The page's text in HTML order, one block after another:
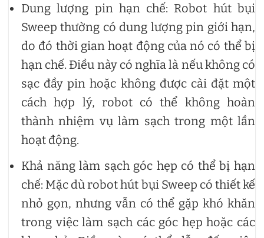
Dung lượng pin hạn chế: Robot hút bụi
Sweep thường có dung lượng pin giới hạn,
do đó thời gian hoạt động của nó có thể bị
hạn chế. Điều này có nghĩa là nếu không có
sạc đầy pin hoặc không được cài đặt một
cách hợp lý, robot có thể không hoàn
thành nhiệm vụ làm sạch trong một lần
hoạt động.
Khả năng làm sạch góc hẹp có thể bị hạn
chế: Mặc dù robot hút bụi Sweep có thiết kế
nhỏ gọn, nhưng vẫn có thể gặp khó khăn
trong việc làm sạch các góc hẹp hoặc các